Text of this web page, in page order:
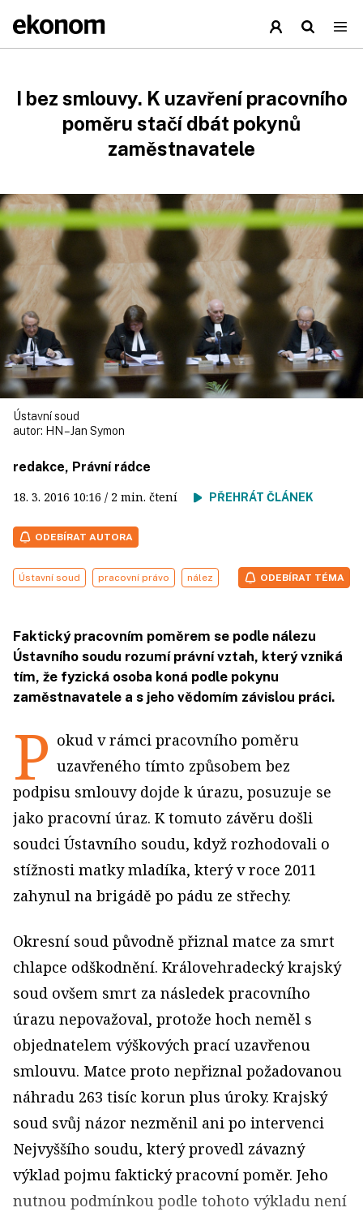
I bez smlouvy. K uzavření pracovního
poměru stačí dbát pokynů
zaměstnavatele
Ústavní soud
autor: HN – Jan Symon
redakce, Právní rádce
18. 3. 2016 10:16 / 2 min. čtení PŘEHRÁT ČLÁNEK
ODEBÍRAT AUTORA
Ústavní soud pracovní právo nález ODEBÍRAT TÉMA
Faktický pracovním poměrem se podle nálezu
Ústavního soudu rozumí právní vztah, který vzniká
tím, že fyzická osoba koná podle pokynu
zaměstnavatele a s jeho vědomím závislou práci.
P okud v rámci pracovního poměru
uzavřeného tímto způsobem bez
podpisu smlouvy dojde k úrazu, posuzuje se
jako pracovní úraz. K tomuto závěru došli
soudci Ústavního soudu, když rozhodovali o
stížnosti matky mladíka, který v roce 2011
zahynul na brigádě po pádu ze střechy.
Okresní soud původně přiznal matce za smrt
chlapce odškodnění. Královehradecký krajský
soud ovšem smrt za následek pracovního
úrazu nepovažoval, protože hoch neměl s
objednatelem výškových prací uzavřenou
smlouvu. Matce proto nepřiznal požadovanou
náhradu 263 tisíc korun plus úroky. Krajský
soud svůj názor nezměnil ani po intervenci
Nejvyššího soudu, který provedl závazný
výklad pojmu faktický pracovní poměr. Jeho
nutnou podmínkou podle tohoto výkladu není